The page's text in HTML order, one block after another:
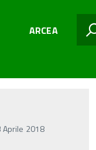
ARCEA
Aprile 2018